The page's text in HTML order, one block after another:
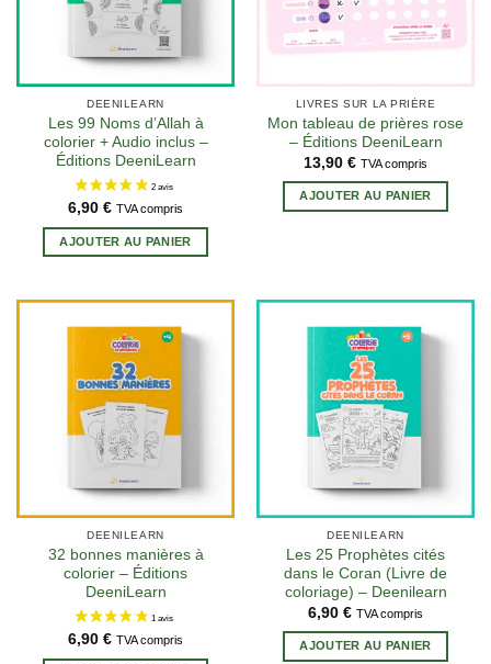
DEENILEARN
Les 99 Noms d’Allah à
colorier + Audio inclus –
Éditions DeeniLearn
6,90 € TVA compris
AJOUTER AU PANIER
LIVRES SUR LA PRIÈRE
Mon tableau de prières rose
– Éditions DeeniLearn
13,90 € TVA compris
AJOUTER AU PANIER
DEENILEARN
32 bonnes manières à
colorier – Éditions
DeeniLearn
6,90 € TVA compris
DEENILEARN
Les 25 Prophètes cités
dans le Coran (Livre de
coloriage) – Deenilearn
6,90 € TVA compris
AJOUTER AU PANIER